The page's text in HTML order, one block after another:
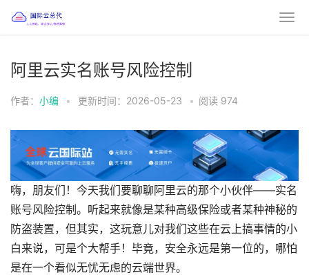
阿里云实名账号风险控制
作者： 小编 • 更新时间：2026-05-23 • 阅读 974
嗨，朋友们！今天我们要聊聊阿里云的那个小伙伴——实名
账号风险控制。听起来就像是某种高级保险或者某种神秘的
防盗装置，但其实，这玩意儿对我们这些在云上搞事情的小
白来说，可是个大帮手！毕竟，安全永远是第一位的，哪怕
是在一个看似无忧无虑的云端世界。